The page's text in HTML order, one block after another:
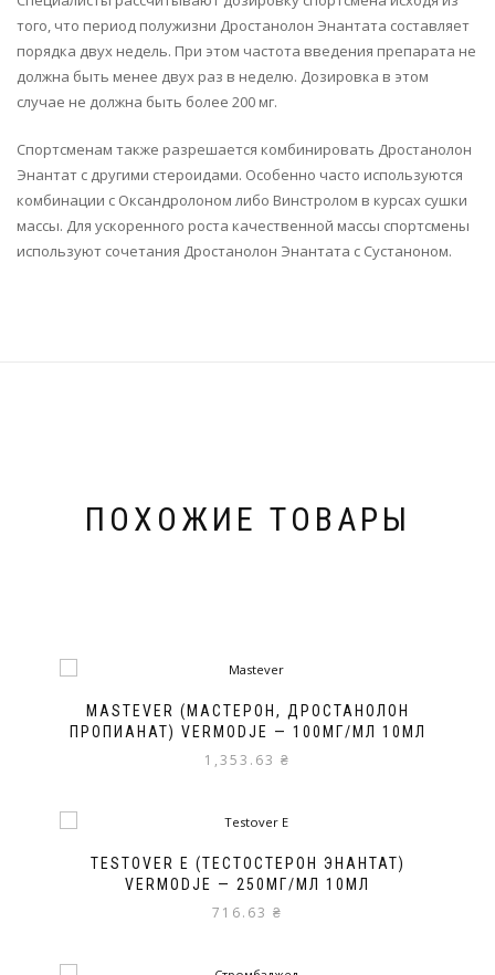
того, что период полужизни Дростанолон Энантата составляет
порядка двух недель. При этом частота введения препарата не
должна быть менее двух раз в неделю. Дозировка в этом
случае не должна быть более 200 мг.
Спортсменам также разрешается комбинировать Дростанолон
Энантат с другими стероидами. Особенно часто используются
комбинации с Оксандролоном либо Винстролом в курсах сушки
массы. Для ускоренного роста качественной массы спортсмены
используют сочетания Дростанолон Энантата с Сустаноном.
ПОХОЖИЕ ТОВАРЫ
MASTEVER (МАСТЕРОН, ДРОСТАНОЛОН
ПРОПИАНАТ) VERMODJE — 100МГ/МЛ 10МЛ
1,353.63 ₴
TESTOVER E (ТЕСТОСТЕРОН ЭНАНТАТ)
VERMODJE — 250МГ/МЛ 10МЛ
716.63 ₴